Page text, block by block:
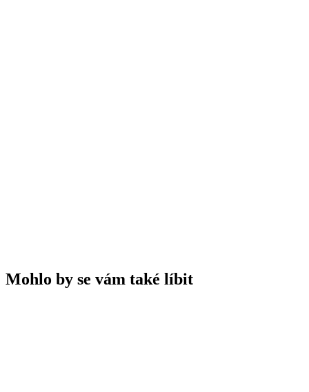
Mohlo by se vám také líbit